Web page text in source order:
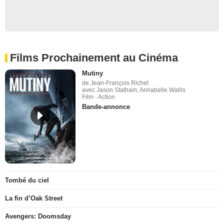
Films Prochainement au Cinéma
Mutiny
de Jean-François Richet
avec Jason Statham, Annabelle Wallis
Film - Action
Bande-annonce
Tombé du ciel
La fin d’Oak Street
Avengers: Doomsday